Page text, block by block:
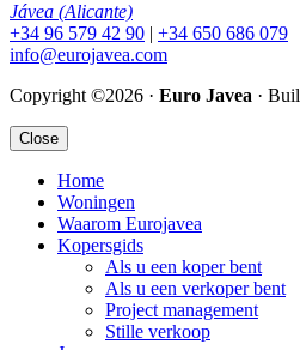
Jávea (Alicante)
+34 96 579 42 90 | +34 650 686 079
info@eurojavea.com
Copyright ©2026 · Euro Javea ·
Close
Home
Woningen
Waarom Eurojavea
Kopersgids
Als u een koper bent
Als u een verkoper bent
Project management
Stille verkoop